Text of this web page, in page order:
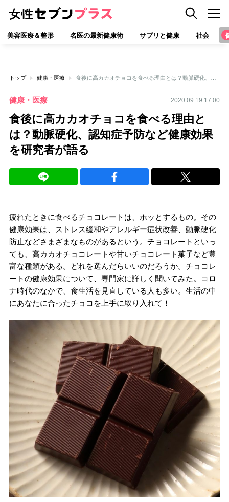
美容医療＆整形 名医の最新健康術 サプリと健康 社会
トップ 健康・医療
健康・医療 2020.09.19 17:00
食後に高カカオチョコを食べる理由と
は？動脈硬化、認知症予防など健康効果
を研究者が語る
疲れたときに食べるチョコレートは、ホッとするもの。その
健康効果は、ストレス緩和やアレルギー症状改善、動脈硬化
防止などさまざまなものがあるという。チョコレートといっ
ても、高カカオチョコレートや甘いチョコレート菓子など豊
富な種類がある。どれを選んだらいいのだろうか。チョコレ
ートの健康効果について、専門家に詳しく聞いてみた。コロ
ナ時代のなかで、食生活を見直している人も多い。生活の中
にあなたに合ったチョコを上手に取り入れて！